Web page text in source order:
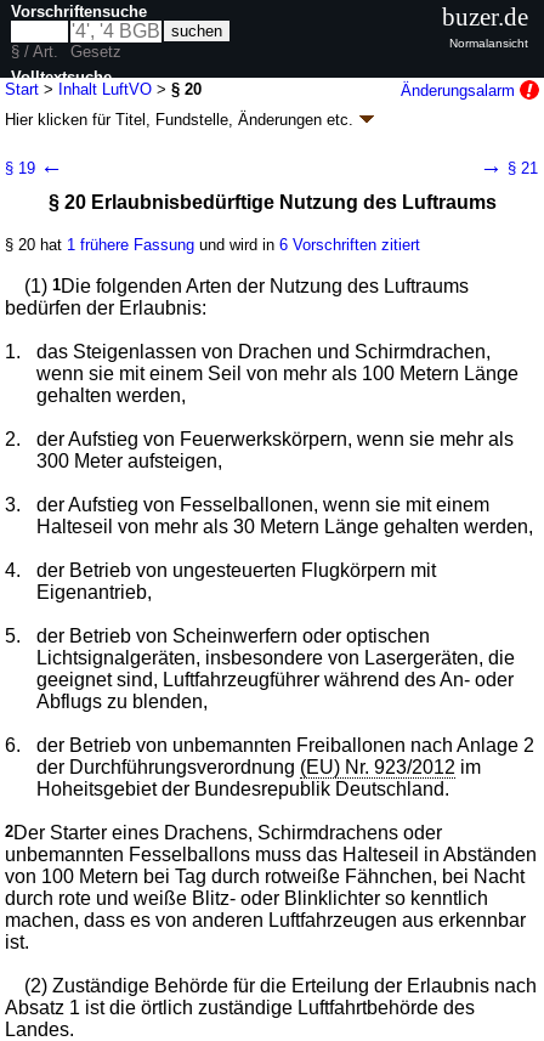
Start > Inhalt LuftVO >§ 20
Änderungsalarm
Hier klicken fürTitel, Fundstelle, Änderungen etc.
Artikel 28G. v. 18.12.2025BGBl. 2025 I Nr. 347
9 weitere Fassungen | Drucksachen / Entwurf / Begründung
Abschnitt 5 Nutzung des Luftraums
§ 19 ← → § 21
§ 20 Erlaubnisbedürftige Nutzung des Luftraums
§ 20 hat 1 frühere Fassung und wird in6 Vorschriften zitiert
(1)1Die folgenden Arten der Nutzung des Luftraums
bedürfen der Erlaubnis:
1.
das Steigenlassen von Drachen und Schirmdrachen,
wenn sie mit einem Seil von mehr als 100 Metern Länge
gehalten werden,
2.
der Aufstieg von Feuerwerkskörpern, wenn sie mehr als
300 Meter aufsteigen,
3.
der Aufstieg von Fesselballonen, wenn sie mit einem
Halteseil von mehr als 30 Metern Länge gehalten werden,
4.
der Betrieb von ungesteuerten Flugkörpern mit
Eigenantrieb,
5.
der Betrieb von Scheinwerfern oder optischen
Lichtsignalgeräten, insbesondere von Lasergeräten, die
geeignet sind, Luftfahrzeugführer während des An- oder
Abflugs zu blenden,
6.
der Betrieb von unbemannten Freiballonen nach Anlage 2
der Durchführungsverordnung (EU) Nr. 923/2012 im
Hoheitsgebiet der Bundesrepublik Deutschland.
2Der Starter eines Drachens, Schirmdrachens oder
unbemannten Fesselballons muss das Halteseil in Abständen
von 100 Metern bei Tag durch rotweiße Fähnchen, bei Nacht
durch rote und weiße Blitz- oder Blinklichter so kenntlich
machen, dass es von anderen Luftfahrzeugen aus erkennbar
ist.
(2) Zuständige Behörde für die Erteilung der Erlaubnis nach
Absatz 1 ist die örtlich zuständige Luftfahrtbehörde des
Landes.
Vorschriftensuche
§ / Art.
Gesetz
Volltextsuche
nur in LuftVO
buzer.de
Normalansicht